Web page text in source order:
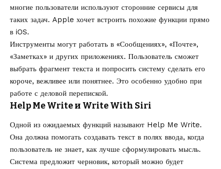
многие пользователи используют сторонние сервисы для
таких задач. Apple хочет встроить похожие функции прямо
в iOS.
Инструменты могут работать в «Сообщениях», «Почте»,
«Заметках» и других приложениях. Пользователь сможет
выбрать фрагмент текста и попросить систему сделать его
короче, вежливее или понятнее. Это особенно удобно при
работе с деловой перепиской.
Help Me Write и Write With Siri
Одной из ожидаемых функций называют Help Me Write.
Она должна помогать создавать текст в полях ввода, когда
пользователь не знает, как лучше сформулировать мысль.
Система предложит черновик, который можно будет